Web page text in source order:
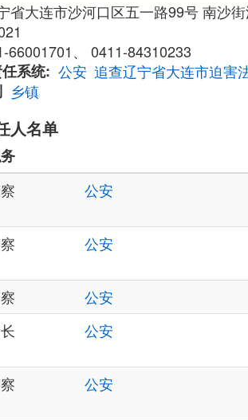
省大连市沙河口区五一路99号 南沙
66001701、 0411-84310233
系统
公安 追查辽宁省大连市迫害
乡镇
人名单
公安
公安
公安
公安
公安